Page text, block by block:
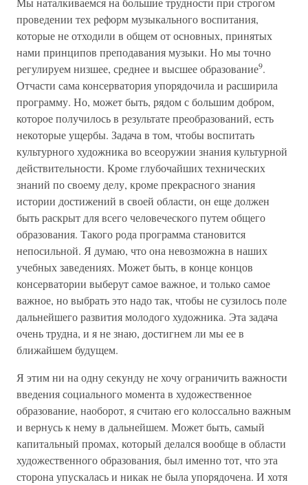
проведении тех реформ музыкального воспитания,
которые не отходили в общем от основных, принятых
нами принципов преподавания музыки. Но мы точно
регулируем низшее, среднее и высшее образование9.
Отчасти сама консерватория упорядочила и расширила
программу. Но, может быть, рядом с большим добром,
которое получилось в результате преобразований, есть
некоторые ущербы. Задача в том, чтобы воспитать
культурного художника во всеоружии знания культурной
действительности. Кроме глубочайших технических
знаний по своему делу, кроме прекрасного знания
истории достижений в своей области, он еще должен
быть раскрыт для всего человеческого путем общего
образования. Такого рода программа становится
непосильной. Я думаю, что она невозможна в наших
учебных заведениях. Может быть, в конце концов
консерватории выберут самое важное, и только самое
важное, но выбрать это надо так, чтобы не сузилось поле
дальнейшего развития молодого художника. Эта задача
очень трудна, и я не знаю, достигнем ли мы ее в
ближайшем будущем.
Я этим ни на одну секунду не хочу ограничить важности
введения социального момента в художественное
образование, наоборот, я считаю его колоссально важным
и вернусь к нему в дальнейшем. Может быть, самый
капитальный промах, который делался вообще в области
художественного образования, был именно тот, что эта
сторона упускалась и никак не была упорядочена. И хотя